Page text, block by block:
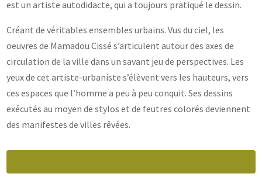
est un artiste autodidacte, qui a toujours pratiqué le dessin.
Créant de véritables ensembles urbains. Vus du ciel, les
oeuvres de Mamadou Cissé s’articulent autour des axes de
circulation de la ville dans un savant jeu de perspectives. Les
yeux de cet artiste-urbaniste s’élèvent vers les hauteurs, vers
ces espaces que l’homme a peu à peu conquit. Ses dessins
exécutés au moyen de stylos et de feutres colorés deviennent
des manifestes de villes rêvées.